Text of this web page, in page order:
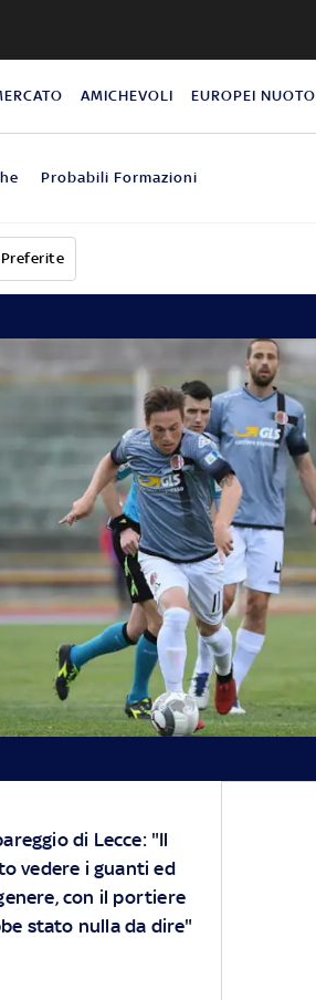
AMICHEVOLI EUROPEI NUOTO
Probabili Formazioni
di Lecce: "Il
vedere i guanti ed
con il portiere
stato nulla da dire"